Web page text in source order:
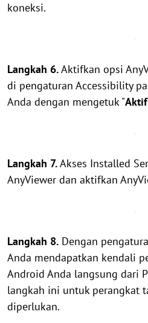
koneksi.
Langkah 6.Aktifkan opsi
di pengaturan Accessibility
Anda dengan mengetuk "
Langkah 7.Akses Installed
AnyViewer dan aktifkan
Langkah 8. Dengan
Anda mendapatkan kendali
Android Anda langsung dari
langkah ini untuk perangkat
diperlukan.